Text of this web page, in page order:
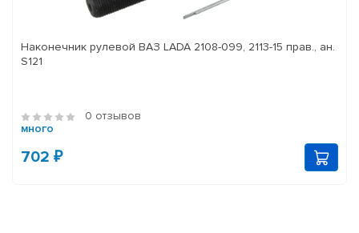
Наконечник рулевой ВАЗ LADA 2108-099, 2113-15 прав., ан.
S121
0 отзывов
много
702 ₽